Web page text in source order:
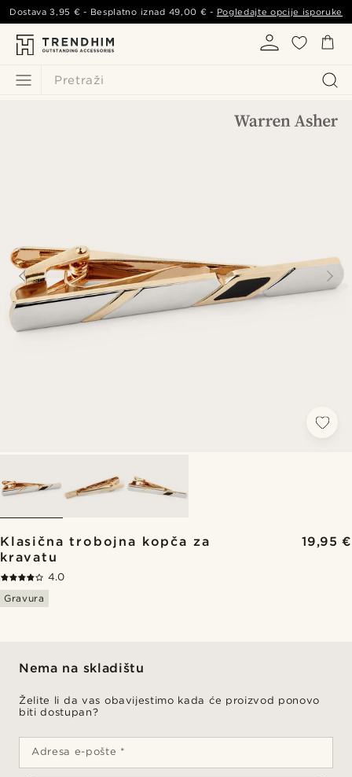
Pretraži
Dostava3,95 € - Besplatno iznad 49,00 € - Pogledajte opcije isporuke
Klasična trobojna kopča za
kravatu
19,95 €
4.0
Gravura
Nema na skladištu
Želite li da vas obavijestimo kada će proizvod ponovo
biti dostupan?
Adresa e-pošte *